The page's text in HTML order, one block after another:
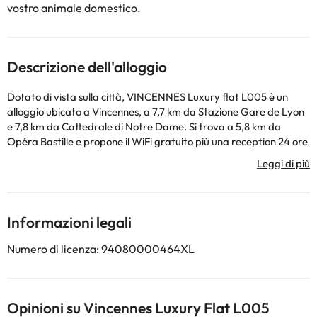
vostro animale domestico.
Descrizione dell'alloggio
Dotato di vista sulla città, VINCENNES Luxury flat L005 è un
alloggio ubicato a Vincennes, a 7,7 km da Stazione Gare de Lyon
e 7,8 km da Cattedrale di Notre Dame. Si trova a 5,8 km da
Opéra Bastille e propone il WiFi gratuito più una reception 24 ore
soggiorno, una cucina con utensili, frigorifero e macchina da
servizi disponibili. Centre Pompidou è a 7,9 km da questo
appartamento, mentre Sainte-Chapelle si trova a 8,1 km dalla
struttura. Aeroporto di Parigi Orly si trova a 20 km di distanza.
comportare l'addebito di un supplemento. Siete pregati di
comunicare in anticipo a l'orario in cui prevedete di arrivare.
Informazioni legali
Numero di licenza: 94080000464XL
Opinioni su Vincennes Luxury Flat L005